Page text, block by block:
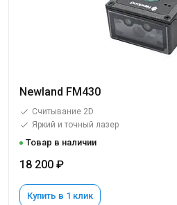
Newland FM430
Считывание 2D
Яркий и точный лазер
Товар в наличии
18 200 ₽
Купить в 1 клик